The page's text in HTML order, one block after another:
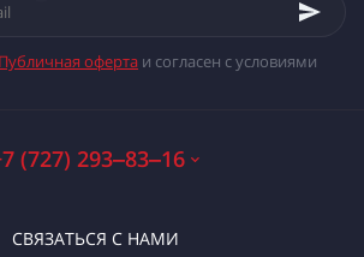
Публичная оферта и согласен с условиями
(727) 293‒83‒16
СВЯЗАТЬСЯ С НАМИ